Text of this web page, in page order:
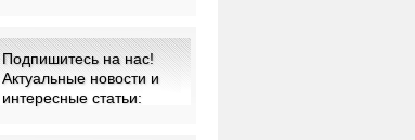
Подпишитесь на нас!
Актуальные новости и
интересные статьи: